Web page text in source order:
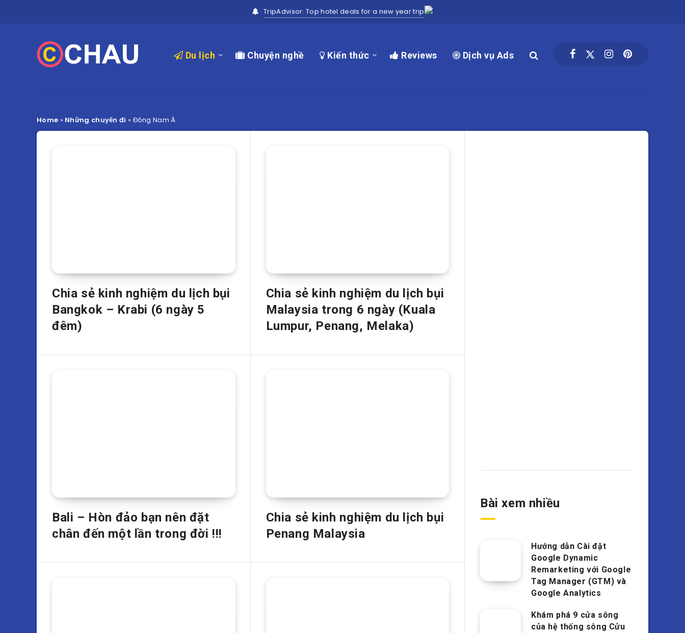
TripAdvisor: Top hotel deals for a new year trip
Du lịch Chuyện nghề Kiến thức Reviews Dịch vụ Ads
Home » Những chuyến đi » Đông Nam Á
Chia sẻ kinh nghiệm du lịch bụi
Bangkok – Krabi (6 ngày 5
đêm)
Chia sẻ kinh nghiệm du lịch bụi
Malaysia trong 6 ngày (Kuala
Lumpur, Penang, Melaka)
Bali – Hòn đảo bạn nên đặt
chân đến một lần trong đời !!!
Chia sẻ kinh nghiệm du lịch bụi
Penang Malaysia
Bài xem nhiều
Hướng dẫn Cài đặt
Google Dynamic
Remarketing với Google
Tag Manager (GTM) và
Google Analytics
Khám phá 9 cửa sông
của hệ thống sông Cửu